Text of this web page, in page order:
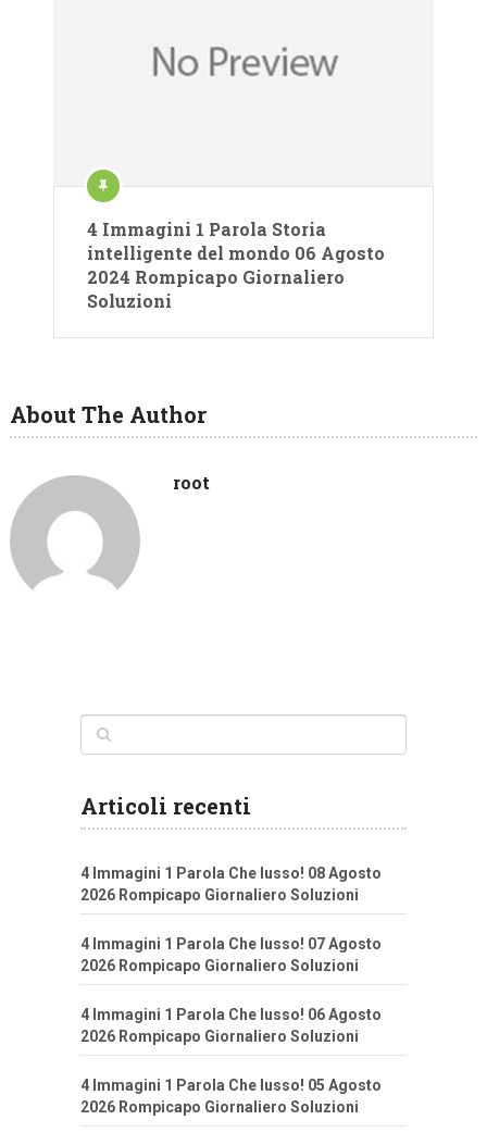
4 Immagini 1 Parola Storia
intelligente del mondo 06 Agosto
2024 Rompicapo Giornaliero
Soluzioni
About The Author
root
Articoli recenti
4 Immagini 1 Parola Che lusso! 08 Agosto
2026 Rompicapo Giornaliero Soluzioni
4 Immagini 1 Parola Che lusso! 07 Agosto
2026 Rompicapo Giornaliero Soluzioni
4 Immagini 1 Parola Che lusso! 06 Agosto
2026 Rompicapo Giornaliero Soluzioni
4 Immagini 1 Parola Che lusso! 05 Agosto
2026 Rompicapo Giornaliero Soluzioni